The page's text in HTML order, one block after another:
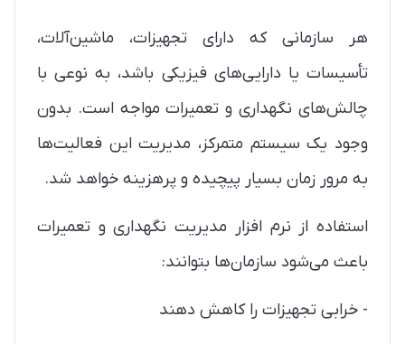
هر سازمانی که دارای تجهیزات، ماشین‌آلات،
تأسیسات یا دارایی‌های فیزیکی باشد، به نوعی با
چالش‌های نگهداری و تعمیرات مواجه است. بدون
وجود یک سیستم متمرکز، مدیریت این فعالیت‌ها
به مرور زمان بسیار پیچیده و پرهزینه خواهد شد.
استفاده از نرم افزار مدیریت نگهداری و تعمیرات
باعث می‌شود سازمان‌ها بتوانند:
- خرابی تجهیزات را کاهش دهند